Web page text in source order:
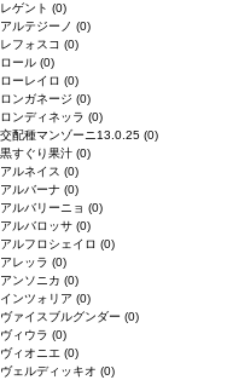
レゲント (0)
アルテジーノ (0)
レフォスコ (0)
ロール (0)
ローレイロ (0)
ロンガネージ (0)
ロンディネッラ (0)
交配種マンゾーニ13.0.25 (0)
黒すぐり果汁 (0)
アルネイス (0)
アルバーナ (0)
アルバリーニョ (0)
アルバロッサ (0)
アルフロシェイロ (0)
アレッラ (0)
アンソニカ (0)
インツォリア (0)
ヴァイスブルグンダー (0)
ヴィウラ (0)
ヴィオニエ (0)
ヴェルディッキオ (0)